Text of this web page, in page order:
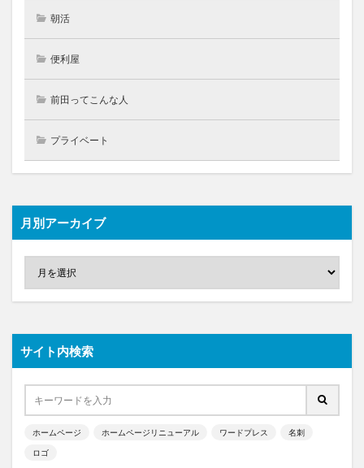
朝活
便利屋
前田ってこんな人
プライベート
月別アーカイブ
サイト内検索
ホームページ ホームページリニューアル ワードプレス 名刺
ロゴ